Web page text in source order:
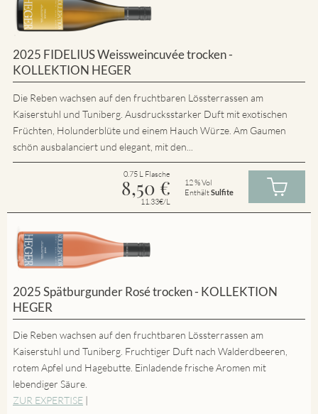
2025 FIDELIUS Weissweincuvée trocken -
KOLLEKTION HEGER
Die Reben wachsen auf den fruchtbaren Lössterrassen am
Kaiserstuhl und Tuniberg. Ausdrucksstarker Duft mit exotischen
Früchten, Holunderblüte und einem Hauch Würze. Am Gaumen
schön ausbalanciert und elegant, mit den...
0.75 L Flasche
8,50 €
11.33€/L
12 % Vol
EnthältSulfite
2025 Spätburgunder Rosé trocken - KOLLEKTION
HEGER
Die Reben wachsen auf den fruchtbaren Lössterrassen am
Kaiserstuhl und Tuniberg. Fruchtiger Duft nach Walderdbeeren,
rotem Apfel und Hagebutte. Einladende frische Aromen mit
lebendiger Säure.
ZUR EXPERTISE |